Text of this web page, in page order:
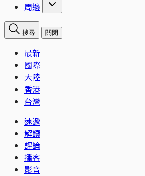
周邊
搜尋 關閉
最新
國際
大陸
香港
台灣
速遞
解讀
評論
播客
影音